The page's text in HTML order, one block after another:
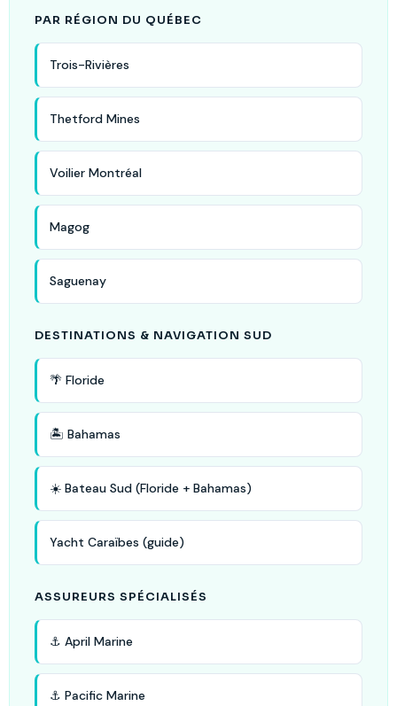
PAR RÉGION DU QUÉBEC
Trois-Rivières
Thetford Mines
Voilier Montréal
Magog
Saguenay
DESTINATIONS & NAVIGATION SUD
🌴 Floride
🏝️ Bahamas
☀️ Bateau Sud (Floride + Bahamas)
Yacht Caraïbes (guide)
ASSUREURS SPÉCIALISÉS
⚓ April Marine
⚓ Pacific Marine